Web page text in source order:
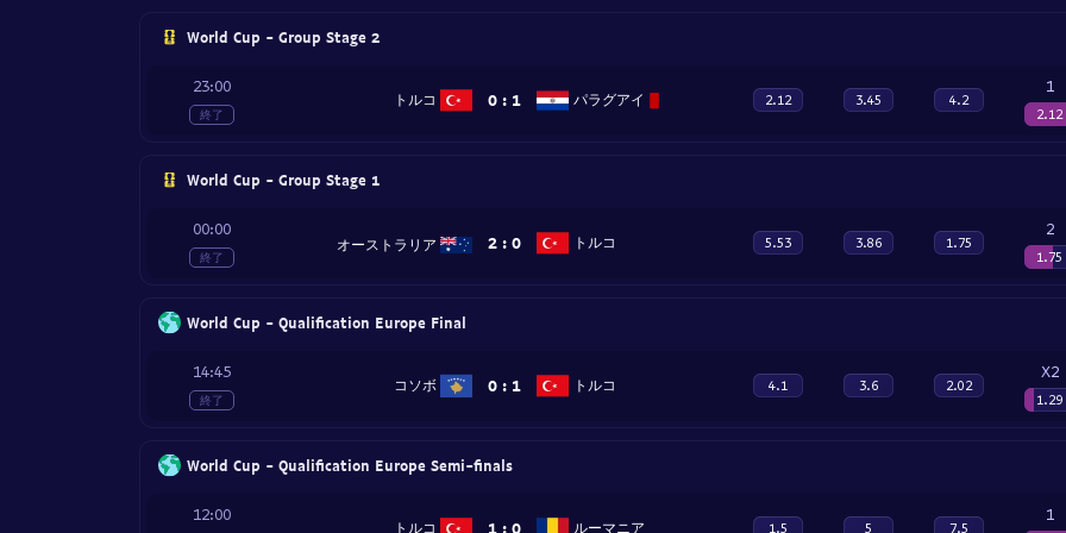
World Cup - Group Stage 2
23:00
終了
トルコ 0 : 1 パラグアイ 2.12 3.45 4.2
1
2.12
World Cup - Group Stage 1
00:00
終了
オーストラリア 2 : 0 トルコ 5.53 3.86 1.75
2
1.75
World Cup - Qualification Europe Final
14:45
終了
コソボ 0 : 1 トルコ 4.1 3.6 2.02
X2
1.29
World Cup - Qualification Europe Semi-finals
12:00
トルコ 1 : 0 ルーマニア 1.5 5 7.5
1